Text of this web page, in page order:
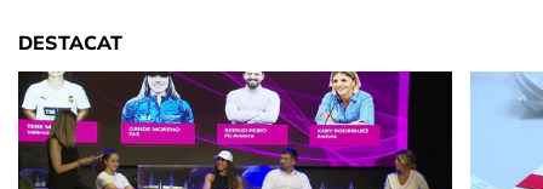
DESTACAT